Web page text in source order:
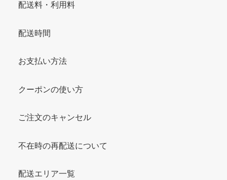
配送料・利用料
配送時間
お支払い方法
クーポンの使い方
ご注文のキャンセル
不在時の再配送について
配送エリア一覧